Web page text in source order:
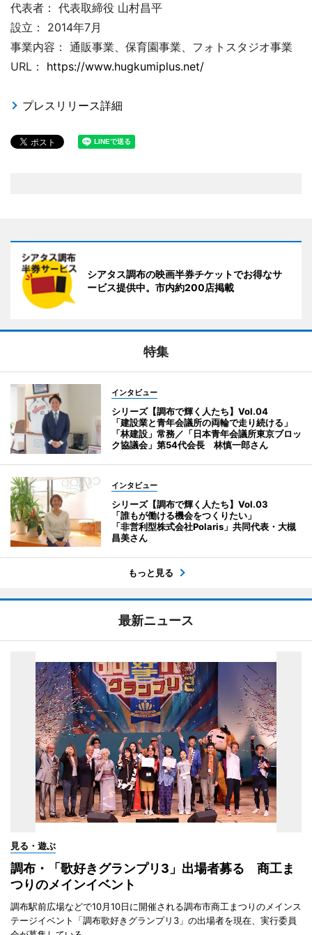
代表者： 代表取締役 山村昌平
設立： 2014年7月
事業内容： 通販事業、保育園事業、フォトスタジオ事業
URL： https://www.hugkumiplus.net/
プレスリリース詳細
シアタス調布の映画半券チケットでお得なサ
ービス提供中。市内約200店掲載
特集
インタビュー
シリーズ【調布で輝く人たち】Vol.04
「建設業と青年会議所の両輪で走り続ける」
「林建設」常務／「日本青年会議所東京ブロッ
ク協議会」第54代会長 林慎一郎さん
インタビュー
シリーズ【調布で輝く人たち】Vol.03
「誰もが働ける機会をつくりたい」
「非営利型株式会社Polaris」共同代表・大槻
昌美さん
もっと見る
最新ニュース
見る・遊ぶ
調布・「歌好きグランプリ3」出場者募る 商工ま
つりのメインイベント
調布駅前広場などで10月10日に開催される調布市商工まつりのメインス
テージイベント「調布歌好きグランプリ3」の出場者を現在、実行委員